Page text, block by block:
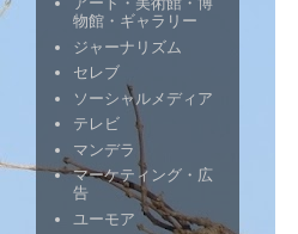
物館・ギャラリー
ジャーナリズム
セレブ
ソーシャルメディア
テレビ
マンデラ
マーケティング・広
告
ユーモア